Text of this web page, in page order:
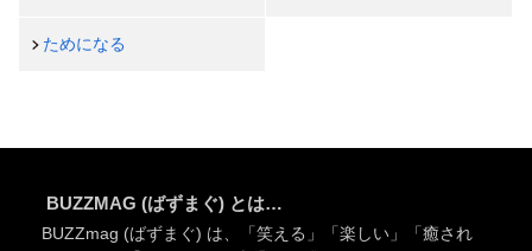
ためになる
BUZZMAG (ばずまぐ) とは…
BUZZmag (ばずまぐ) は、「笑える」「楽しい」「癒され